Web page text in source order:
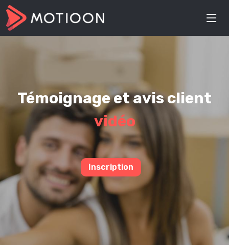
Témoignage et avis client
vidéo
Inscription